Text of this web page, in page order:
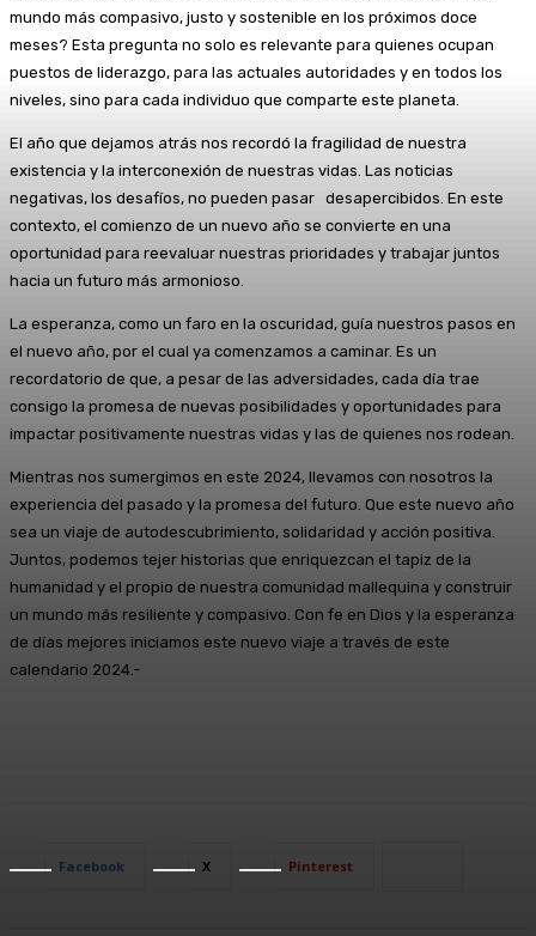
mundo más compasivo, justo y sostenible en los próximos doce
meses? Esta pregunta no solo es relevante para quienes ocupan
puestos de liderazgo, para las actuales autoridades y en todos los
niveles, sino para cada individuo que comparte este planeta.
El año que dejamos atrás nos recordó la fragilidad de nuestra
existencia y la interconexión de nuestras vidas. Las noticias
negativas, los desafíos, no pueden pasar desapercibidos. En este
contexto, el comienzo de un nuevo año se convierte en una
oportunidad para reevaluar nuestras prioridades y trabajar juntos
hacia un futuro más armonioso.
La esperanza, como un faro en la oscuridad, guía nuestros pasos en
el nuevo año, por el cual ya comenzamos a caminar. Es un
recordatorio de que, a pesar de las adversidades, cada día trae
consigo la promesa de nuevas posibilidades y oportunidades para
impactar positivamente nuestras vidas y las de quienes nos rodean.
Mientras nos sumergimos en este 2024, llevamos con nosotros la
experiencia del pasado y la promesa del futuro. Que este nuevo año
sea un viaje de autodescubrimiento, solidaridad y acción positiva.
Juntos, podemos tejer historias que enriquezcan el tapiz de la
humanidad y el propio de nuestra comunidad mallequina y construir
un mundo más resiliente y compasivo. Con fe en Dios y la esperanza
de días mejores iniciamos este nuevo viaje a través de este
calendario 2024.-
Facebook X Pinterest